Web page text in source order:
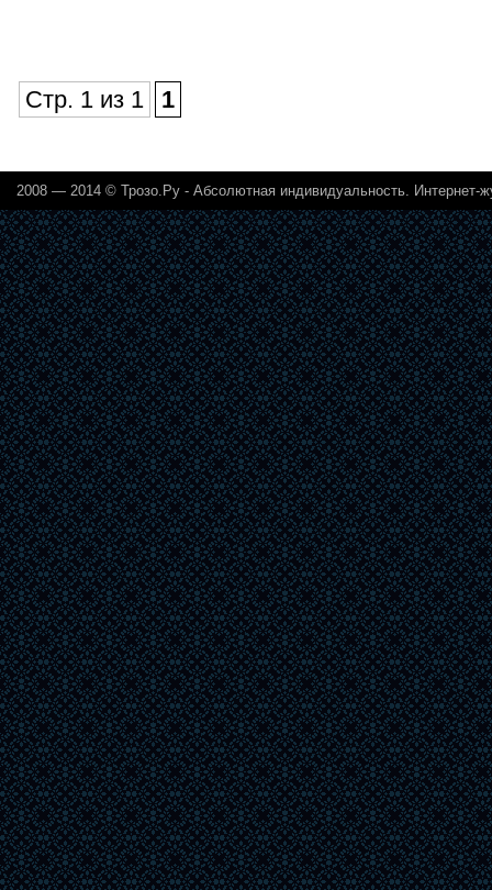
Стр. 1 из 1 1
2008 — 2014 © Трозо.Ру - Абсолютная индивидуальность. Интернет-